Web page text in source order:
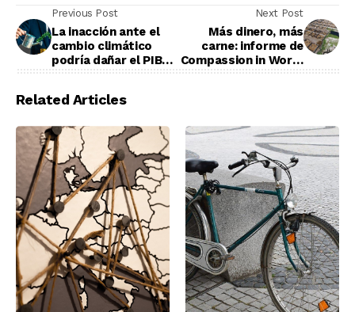
Previous Post
La inacción ante el
cambio climático
podría dañar el PIB
Next Post
Más dinero, más
carne: informe de
Compassion in World
Related Articles